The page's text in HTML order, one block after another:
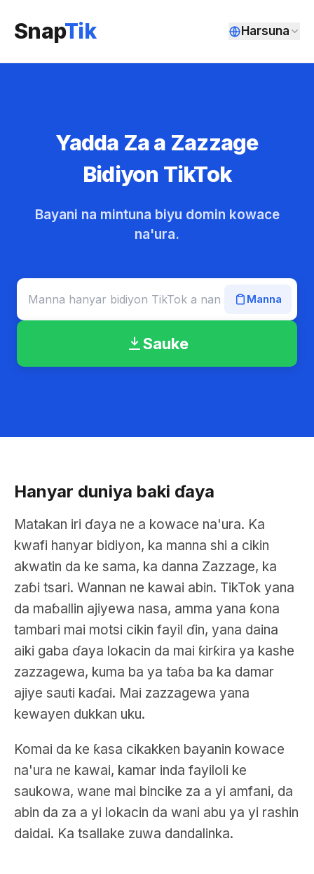
SnapTik Harsuna
Yadda Za a Zazzage
Bidiyon TikTok
Bayani na mintuna biyu domin kowace
na'ura.
Manna
Sauke
Hanyar duniya baki ɗaya
Matakan iri ɗaya ne a kowace na'ura. Ka
kwafi hanyar bidiyon, ka manna shi a cikin
akwatin da ke sama, ka danna Zazzage, ka
zaɓi tsari. Wannan ne kawai abin. TikTok yana
da maɓallin ajiyewa nasa, amma yana ƙona
tambari mai motsi cikin fayil ɗin, yana daina
aiki gaba ɗaya lokacin da mai ƙirƙira ya kashe
zazzagewa, kuma ba ya taɓa ba ka damar
ajiye sauti kaɗai. Mai zazzagewa yana
kewayen dukkan uku.
Komai da ke ƙasa cikakken bayanin kowace
na'ura ne kawai, kamar inda fayiloli ke
saukowa, wane mai bincike za a yi amfani, da
abin da za a yi lokacin da wani abu ya yi rashin
daidai. Ka tsallake zuwa dandalinka.